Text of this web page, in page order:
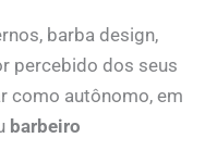
barba design,
percebido dos seus
como autônomo, em
barbeiro